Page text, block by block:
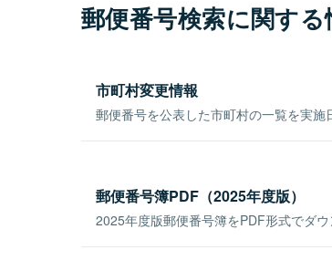
郵便番号検索に関する
市町村変更情報
郵便番号を公表した市町村の一覧を実施
郵便番号簿PDF（2025年度版）
2025年度版郵便番号簿をPDF形式でダウ